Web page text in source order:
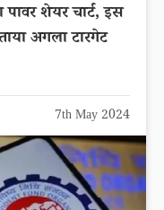
शेयर चार्ट, इस
अगला टारगेट
7th May 2024